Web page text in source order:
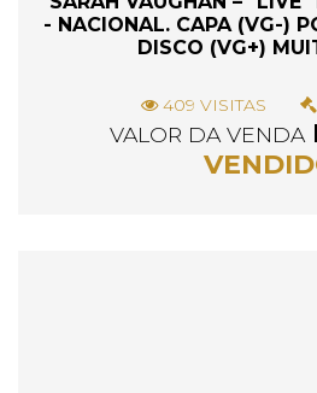
- NACIONAL. CAPA (VG-)
DISCO (VG+)
409 VISITAS
VALOR DA VENDA